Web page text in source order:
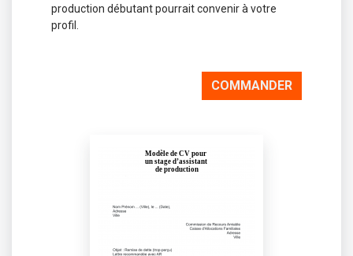
production débutant pourrait convenir à votre
profil.
COMMANDER